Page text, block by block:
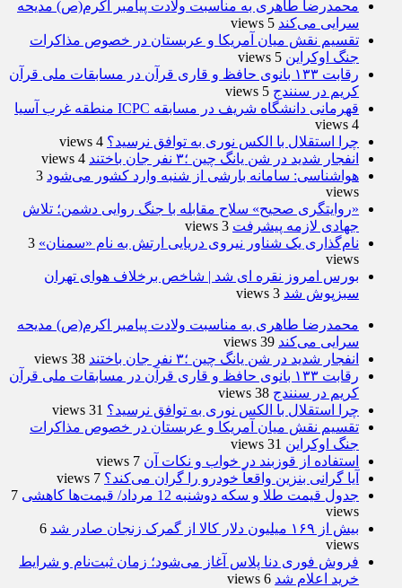
محمدرضا طاهری به مناسبت ولادت پیامبر اکرم(ص) مدیحه
سرایی می‌کند 5 views
تقسیم نقش میان آمریکا و عربستان در خصوص مذاکرات
جنگ اوکراین 5 views
رقابت ۱۳۳ بانوی حافظ و قاری قرآن در مسابقات ملی قرآن
کریم در سنندج 5 views
قهرمانی دانشگاه شریف در مسابقه ICPC منطقه غرب آسیا
4 views
چرا استقلال با الکس نوری به توافق نرسید؟ 4 views
انفجار شدید در شن یانگ چین ؛۳ نفر جان باختند
4 views
هواشناسی: سامانه بارشی از شنبه وارد کشور می‌شود 3
views
«روایتگری صحیح» سلاح مقابله با جنگ روایی دشمن؛ تلاش
جهادی لازمه پیشرفت 3 views
نام‌گذاری یک شناور نیروی دریایی ارتش به نام «سمنان» 3
views
بورس امروز نقره ای شد | شاخص برخلاف هوای تهران
سبزپوش شد 3 views
محمدرضا طاهری به مناسبت ولادت پیامبر اکرم(ص) مدیحه
سرایی می‌کند 39 views
انفجار شدید در شن یانگ چین ؛۳ نفر جان باختند
38 views
رقابت ۱۳۳ بانوی حافظ و قاری قرآن در مسابقات ملی قرآن
کریم در سنندج 38 views
چرا استقلال با الکس نوری به توافق نرسید؟ 31 views
تقسیم نقش میان آمریکا و عربستان در خصوص مذاکرات
جنگ اوکراین 31 views
استفاده از قوزبند در خواب و نکات آن 7 views
آیا گرانی بنزین واقعاً خودرو را گران می‌کند؟ 7 views
جدول قیمت طلا و سکه دوشنبه 12 مرداد/ قیمت‌ها کاهشی
7
views
بیش از ۱۶۹ میلیون دلار کالا از گمرک زنجان صادر شد
6
views
فروش فوری دنا پلاس آغاز می‌شود؛ زمان ثبت‌نام و شرایط
خرید اعلام شد 6 views